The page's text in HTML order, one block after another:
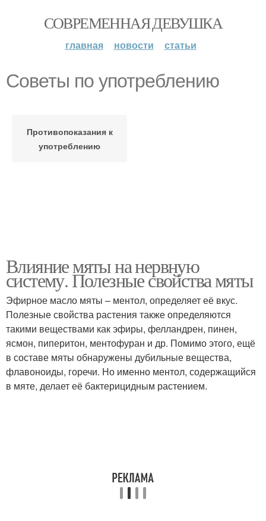
СОВРЕМЕННАЯ ДЕВУШКА
главная новости статьи
Советы по употреблению
Противопоказания к
употреблению
Влияние мяты на нервную
систему. Полезные свойства мяты
Эфирное масло мяты – ментол, определяет её вкус.
Полезные свойства растения также определяются
такими веществами как эфиры, фелландрен, пинен,
ясмон, пиперитон, ментофуран и др. Помимо этого, ещё
в составе мяты обнаружены дубильные вещества,
флавоноиды, горечи. Но именно ментол, содержащийся
в мяте, делает её бактерицидным растением.